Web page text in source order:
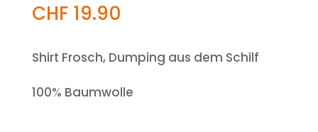
CHF19.90
Shirt Frosch, Dumping aus dem Schilf
100% Baumwolle